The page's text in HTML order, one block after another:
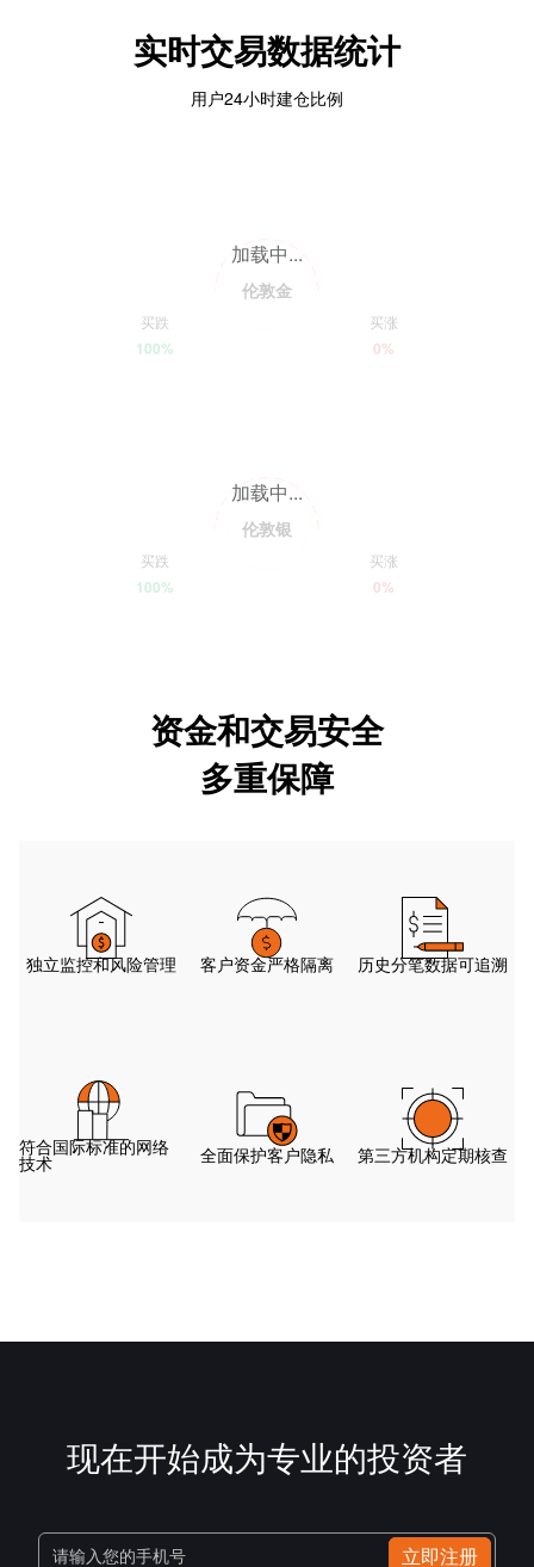
实时交易数据统计
用户24小时建仓比例
加载中...
伦敦金
买跌
100%
买涨
0%
加载中...
伦敦银
买跌
100%
买涨
0%
资金和交易安全
多重保障
独立监控和风险管理 客户资金严格隔离 历史分笔数据可追溯
符合国际标准的网络
技术
全面保护客户隐私 第三方机构定期核查
现在开始成为专业的投资者
请输入您的手机号 立即注册